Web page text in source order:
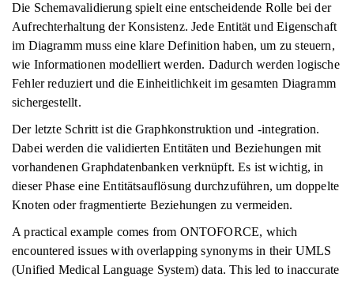
Die Schemavalidierung spielt eine entscheidende Rolle bei der
Aufrechterhaltung der Konsistenz. Jede Entität und Eigenschaft
im Diagramm muss eine klare Definition haben, um zu steuern,
wie Informationen modelliert werden. Dadurch werden logische
Fehler reduziert und die Einheitlichkeit im gesamten Diagramm
sichergestellt.
Der letzte Schritt ist die Graphkonstruktion und -integration.
Dabei werden die validierten Entitäten und Beziehungen mit
vorhandenen Graphdatenbanken verknüpft. Es ist wichtig, in
dieser Phase eine Entitätsauflösung durchzuführen, um doppelte
Knoten oder fragmentierte Beziehungen zu vermeiden.
A practical example comes from ONTOFORCE, which
encountered issues with overlapping synonyms in their UMLS
(Unified Medical Language System) data. This led to inaccurate